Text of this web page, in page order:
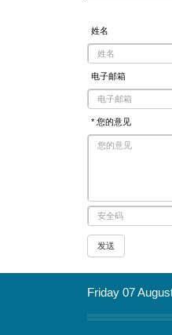
姓名
电子邮箱
* 您的意见
Friday 07